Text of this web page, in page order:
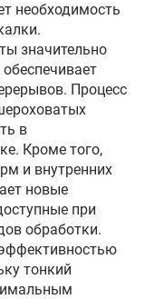
необходимость
значительно
Процесс
в
Кроме того,
и внутренних
новые
при
обработки.
тонкий